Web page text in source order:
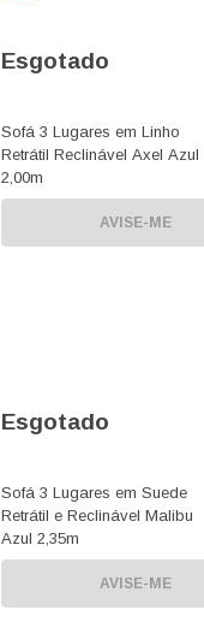
Esgotado
Sofá 3 Lugares em Linho
Retrátil Reclinável Axel Azul
2,00m
AVISE-ME
Esgotado
Sofá 3 Lugares em Suede
Retrátil e Reclinável Malibu
Azul 2,35m
AVISE-ME